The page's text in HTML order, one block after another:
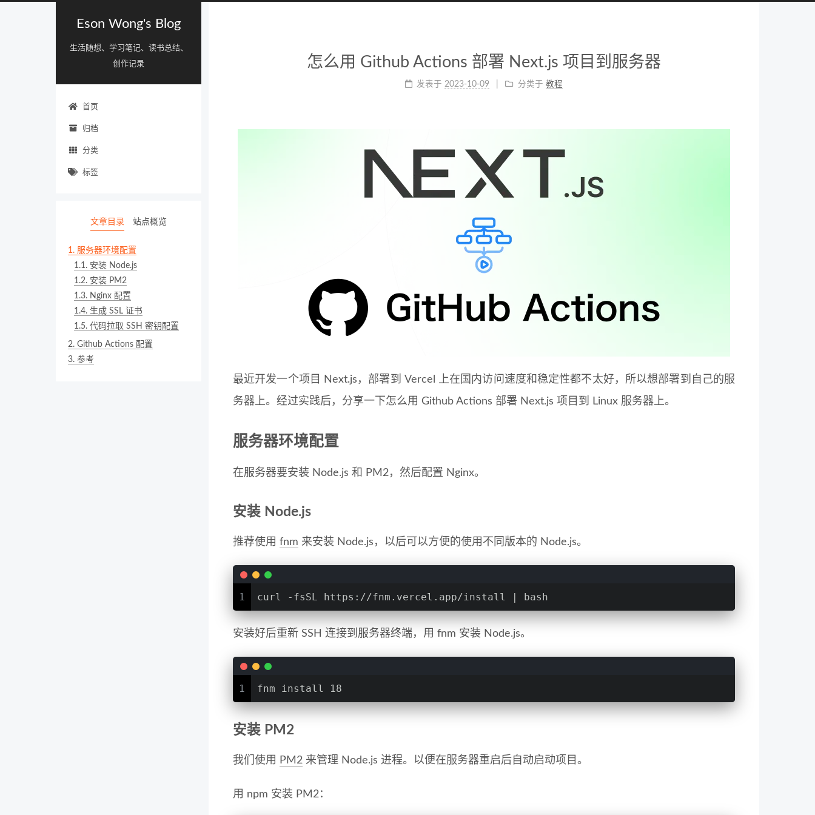
Eson Wong's Blog
生活随想、学习笔记、读书总结、
创作记录
首页
归档
分类
标签
怎么用 Github Actions 部署 Next.js 项目到服务器
发表于 2023-10-09 分类于 教程
最近开发一个项目 Next.js，部署到 Vercel 上在国内访问速度和稳定性都不太好，所以想部署到自己的服
务器上。经过实践后，分享一下怎么用 Github Actions 部署 Next.js 项目到 Linux 服务器上。
服务器环境配置
在服务器要安装 Node.js 和 PM2，然后配置 Nginx。
安装 Node.js
推荐使用 fnm 来安装 Node.js，以后可以方便的使用不同版本的 Node.js。
1 curl -fsSL https://fnm.vercel.app/install | bash
安装好后重新 SSH 连接到服务器终端，用 fnm 安装 Node.js。
1 fnm install 18
安装 PM2
我们使用 PM2 来管理 Node.js 进程。以便在服务器重启后自动启动项目。
用 npm 安装 PM2：
文章目录 站点概览
1. 服务器环境配置
1.1. 安装 Node.js
1.2. 安装 PM2
1.3. Nginx 配置
1.4. 生成 SSL 证书
1.5. 代码拉取 SSH 密钥配置
2. Github Actions 配置
3. 参考